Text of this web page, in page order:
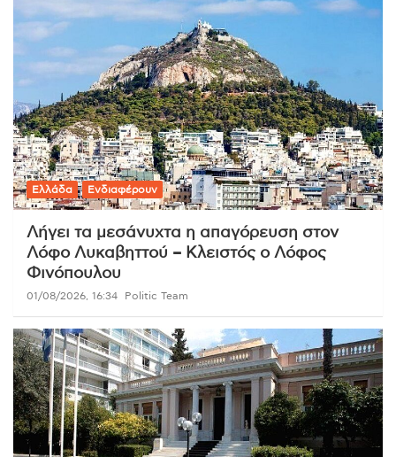
Ελλάδα Ενδιαφέρουν
Λήγει τα μεσάνυχτα η απαγόρευση στον
Λόφο Λυκαβηττού – Κλειστός ο Λόφος
Φινόπουλου
01/08/2026, 16:34 Politic Team